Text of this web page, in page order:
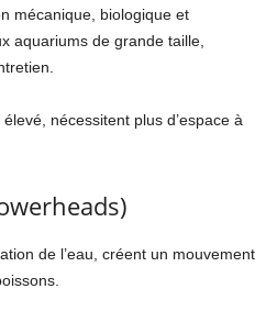
mécanique, biologique et
aquariums de grande taille,
nécessitent plus d’espace à
de l’eau, créent un mouvement